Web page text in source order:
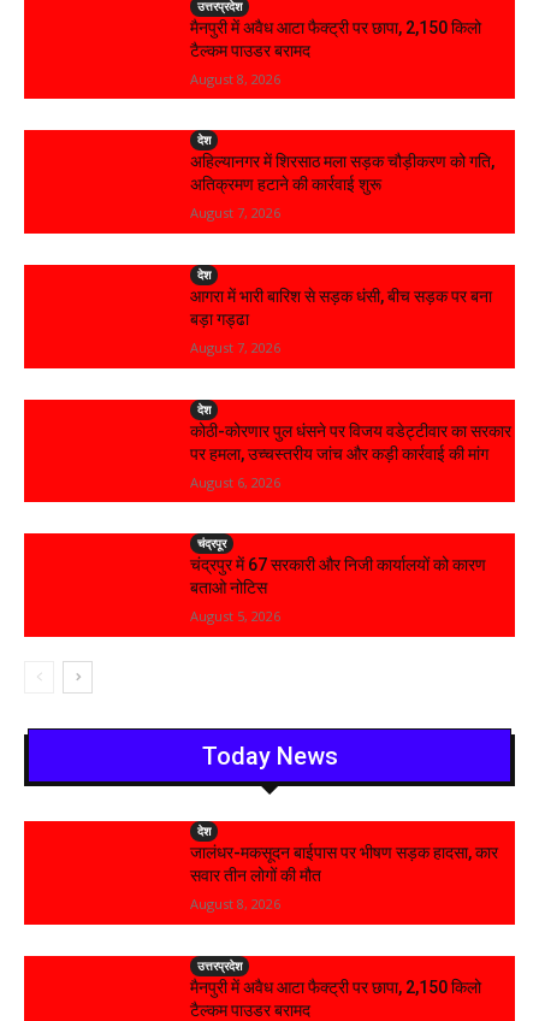
उत्तरप्रदेश
मैनपुरी में अवैध आटा फैक्ट्री पर छापा, 2,150 किलो
टैल्कम पाउडर बरामद
August 8, 2026
देश
अहिल्यानगर में शिरसाठ मला सड़क चौड़ीकरण को गति,
अतिक्रमण हटाने की कार्रवाई शुरू
August 7, 2026
देश
आगरा में भारी बारिश से सड़क धंसी, बीच सड़क पर बना
बड़ा गड्ढा
August 7, 2026
देश
कोठी-कोरणार पुल धंसने पर विजय वडेट्टीवार का सरकार
पर हमला, उच्चस्तरीय जांच और कड़ी कार्रवाई की मांग
August 6, 2026
चंद्रपूर
चंद्रपुर में 67 सरकारी और निजी कार्यालयों को कारण
बताओ नोटिस
August 5, 2026
Today News
देश
जालंधर-मकसूदन बाईपास पर भीषण सड़क हादसा, कार
सवार तीन लोगों की मौत
August 8, 2026
उत्तरप्रदेश
मैनपुरी में अवैध आटा फैक्ट्री पर छापा, 2,150 किलो
टैल्कम पाउडर बरामद